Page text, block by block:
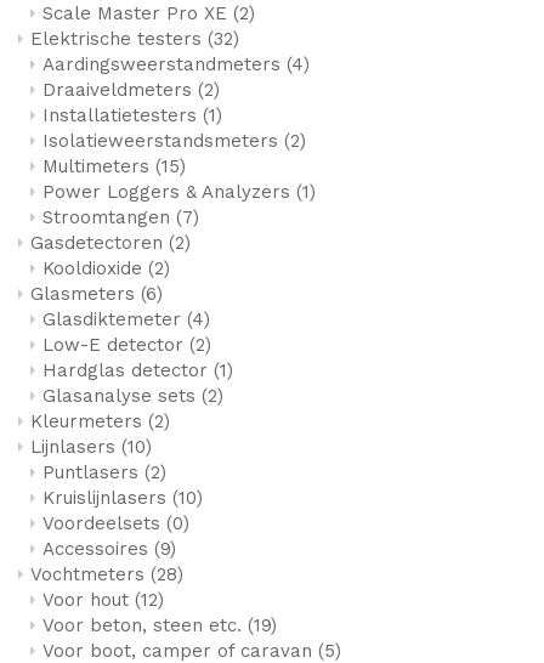
DISTO Plan app
Accessoires
Leica BLK3D Imager
Accessoires
Scale Master Pro XE (2)
Elektrische testers (32)
Aardingsweerstandmeters (4)
Draaiveldmeters (2)
Installatietesters (1)
Isolatieweerstandsmeters (2)
Multimeters (15)
Power Loggers & Analyzers (1)
Stroomtangen (7)
Gasdetectoren (2)
Kooldioxide (2)
Glasmeters (6)
Glasdiktemeter (4)
Low-E detector (2)
Hardglas detector (1)
Glasanalyse sets (2)
Kleurmeters (2)
Lijnlasers (10)
Puntlasers (2)
Kruislijnlasers (10)
Voordeelsets (0)
Accessoires (9)
Vochtmeters (28)
Voor hout (12)
Voor beton, steen etc. (19)
Voor boot, camper of caravan (5)